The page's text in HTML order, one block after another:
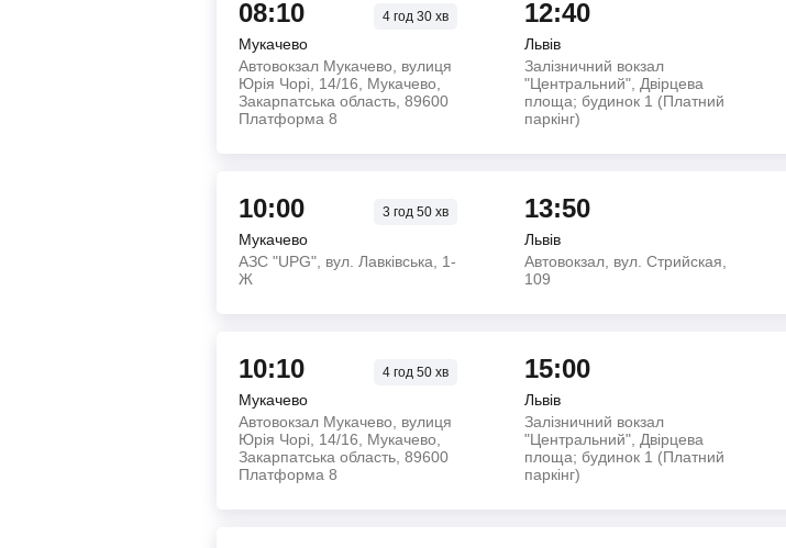
08:10 4 год30 хв
Мукачево
Автовокзал Мукачево, вулиця
Юрія Чорі, 14/16, Мукачево,
Закарпатська область, 89600
Платформа 8
12:40
Львів
Залізничний вокзал
"Центральний", Двірцева
площа; будинок 1 (Платний
паркінг)
10:00 3 год50 хв
Мукачево
АЗС "UPG", вул. Лавківська, 1-
Ж
13:50
Львів
Автовокзал, вул. Стрийская,
109
10:10 4 год50 хв
Мукачево
Автовокзал Мукачево, вулиця
Юрія Чорі, 14/16, Мукачево,
Закарпатська область, 89600
Платформа 8
15:00
Львів
Залізничний вокзал
"Центральний", Двірцева
площа; будинок 1 (Платний
паркінг)